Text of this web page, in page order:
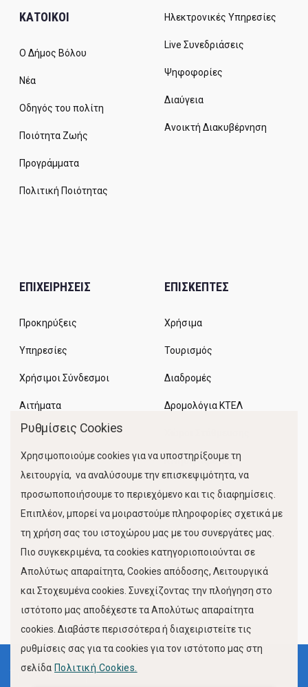
ΚΑΤΟΙΚΟΙ
Ο Δήμος Βόλου
Νέα
Οδηγός του πολίτη
Ποιότητα Ζωής
Προγράμματα
Πολιτική Ποιότητας
Ηλεκτρονικές Υπηρεσίες
Live Συνεδριάσεις
Ψηφοφορίες
Διαύγεια
Ανοικτή Διακυβέρνηση
ΕΠΙΧΕΙΡΗΣΕΙΣ
Προκηρύξεις
Υπηρεσίες
Χρήσιμοι Σύνδεσμοι
Αιτήματα
ΕΠΙΣΚΕΠΤΕΣ
Χρήσιμα
Τουρισμός
Διαδρομές
Δρομολόγια ΚΤΕΛ
Κίνηση Λιμένος
FOLLOW US
Όροι Χρήσης
Ρυθμίσεις Cookies
Χρησιμοποιούμε cookies για να υποστηρίξουμε τη
λειτουργία, να αναλύσουμε την επισκεψιμότητα, να
προσωποποιήσουμε το περιεχόμενο και τις διαφημίσεις.
Επιπλέον, μπορεί να μοιραστούμε πληροφορίες σχετικά με
τη χρήση σας του ιστοχώρου μας με του συνεργάτες μας.
Πιο συγκεκριμένα, τα cookies κατηγοριοποιούνται σε
Απολύτως απαραίτητα, Cookies απόδοσης, Λειτουργικά
και Στοχευμένα cookies. Συνεχίζοντας την πλοήγηση στο
ιστότοπο μας αποδέχεστε τα Απολύτως απαραίτητα
cookies. Διαβάστε περισσότερα ή διαχειριστείτε τις
ρυθμίσεις σας για τα cookies για τον ιστότοπο μας στη
σελίδα Πολιτική Cookies.